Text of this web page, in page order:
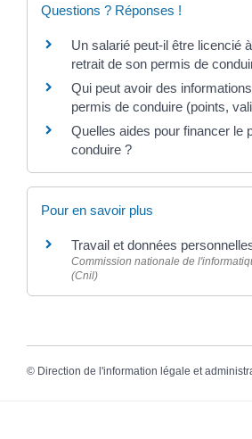
Questions ? Réponses !
Un salarié peut-il être licencié
retrait de son permis de
Qui peut avoir des
permis de conduire (points,
Quelles aides pour financer le
conduire ?
Pour en savoir plus
Travail et données
Commission nationale de
(Cnil)
© Direction de l'information légale et